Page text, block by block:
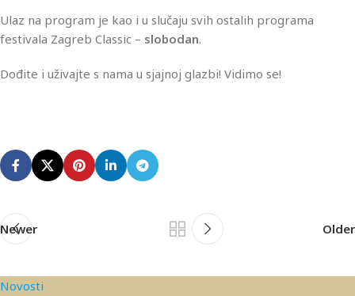
Ulaz na program je kao i u slučaju svih ostalih programa
festivala Zagreb Classic – slobodan.
Dođite i uživajte s nama u sjajnoj glazbi! Vidimo se!
Newer Older
Novosti